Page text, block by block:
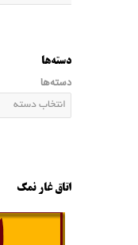
دسته‌ها
دسته‌ها
اتاق غار نمک